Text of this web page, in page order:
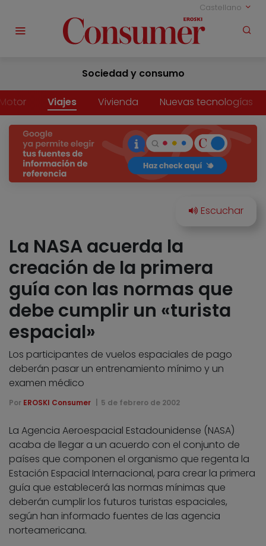
Castellano
Sociedad y consumo
Viajes Vivienda Nuevas tecnologías
La NASA acuerda la
creación de la primera
guía con las normas que
debe cumplir un «turista
espacial»
Los participantes de vuelos espaciales de pago
deberán pasar un entrenamiento mínimo y un
examen médico
Por EROSKI Consumer 5 de febrero de 2002
La Agencia Aeroespacial Estadounidense (NASA)
acaba de llegar a un acuerdo con el conjunto de
países que componen el organismo que regenta la
Estación Espacial Internacional, para crear la primera
guía que establecerá las normas mínimas que
deberán cumplir los futuros turistas espaciales,
según han informado fuentes de las agencia
norteamericana.